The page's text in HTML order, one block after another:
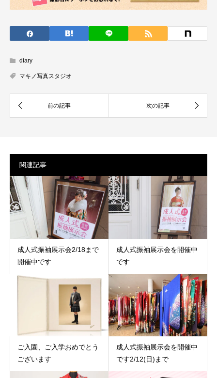
diary
マキノ写真スタジオ
関連記事
成人式振袖展示会2/18まで
開催中です
成人式振袖展示会を開催中
です
ご入園、ご入学おめでとう
ございます
成人式振袖展示会を開催中
です2/12(日)まで